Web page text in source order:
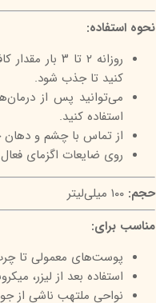
نحوه استفاده:
روزانه ۲
کنید تا جذب شود.
می‌توانید پس از
استفاده کنید.
از تماس با چشم و
روی ضایعات اگزمای
حجم: ۱۰۰ میلی‌لیتر
مناسب برای:
پوست‌های معمولی تا
استفاده بعد از لیزر،
نواحی ملتهب ناشی از